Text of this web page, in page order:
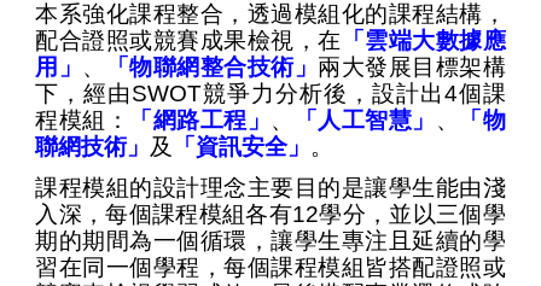
本系強化課程整合，透過模組化的課程結構，
配合證照或競賽成果檢視，在 「雲端大數據應
用」 、 「物聯網整合技術」 兩大發展目標架構
下，經由SWOT競爭力分析後，設計出4個課
程模組：
「網路工程」 、 「人工智慧」 、
「物
聯網技術」 及 「資訊安全」 。
課程模組的設計理念主要目的是讓學生能由淺
入深，每個課程模組各有12學分，並以三個學
期的期間為一個循環，讓學生專注且延續的學
習在同一個學程，每個課程模組皆搭配證照或